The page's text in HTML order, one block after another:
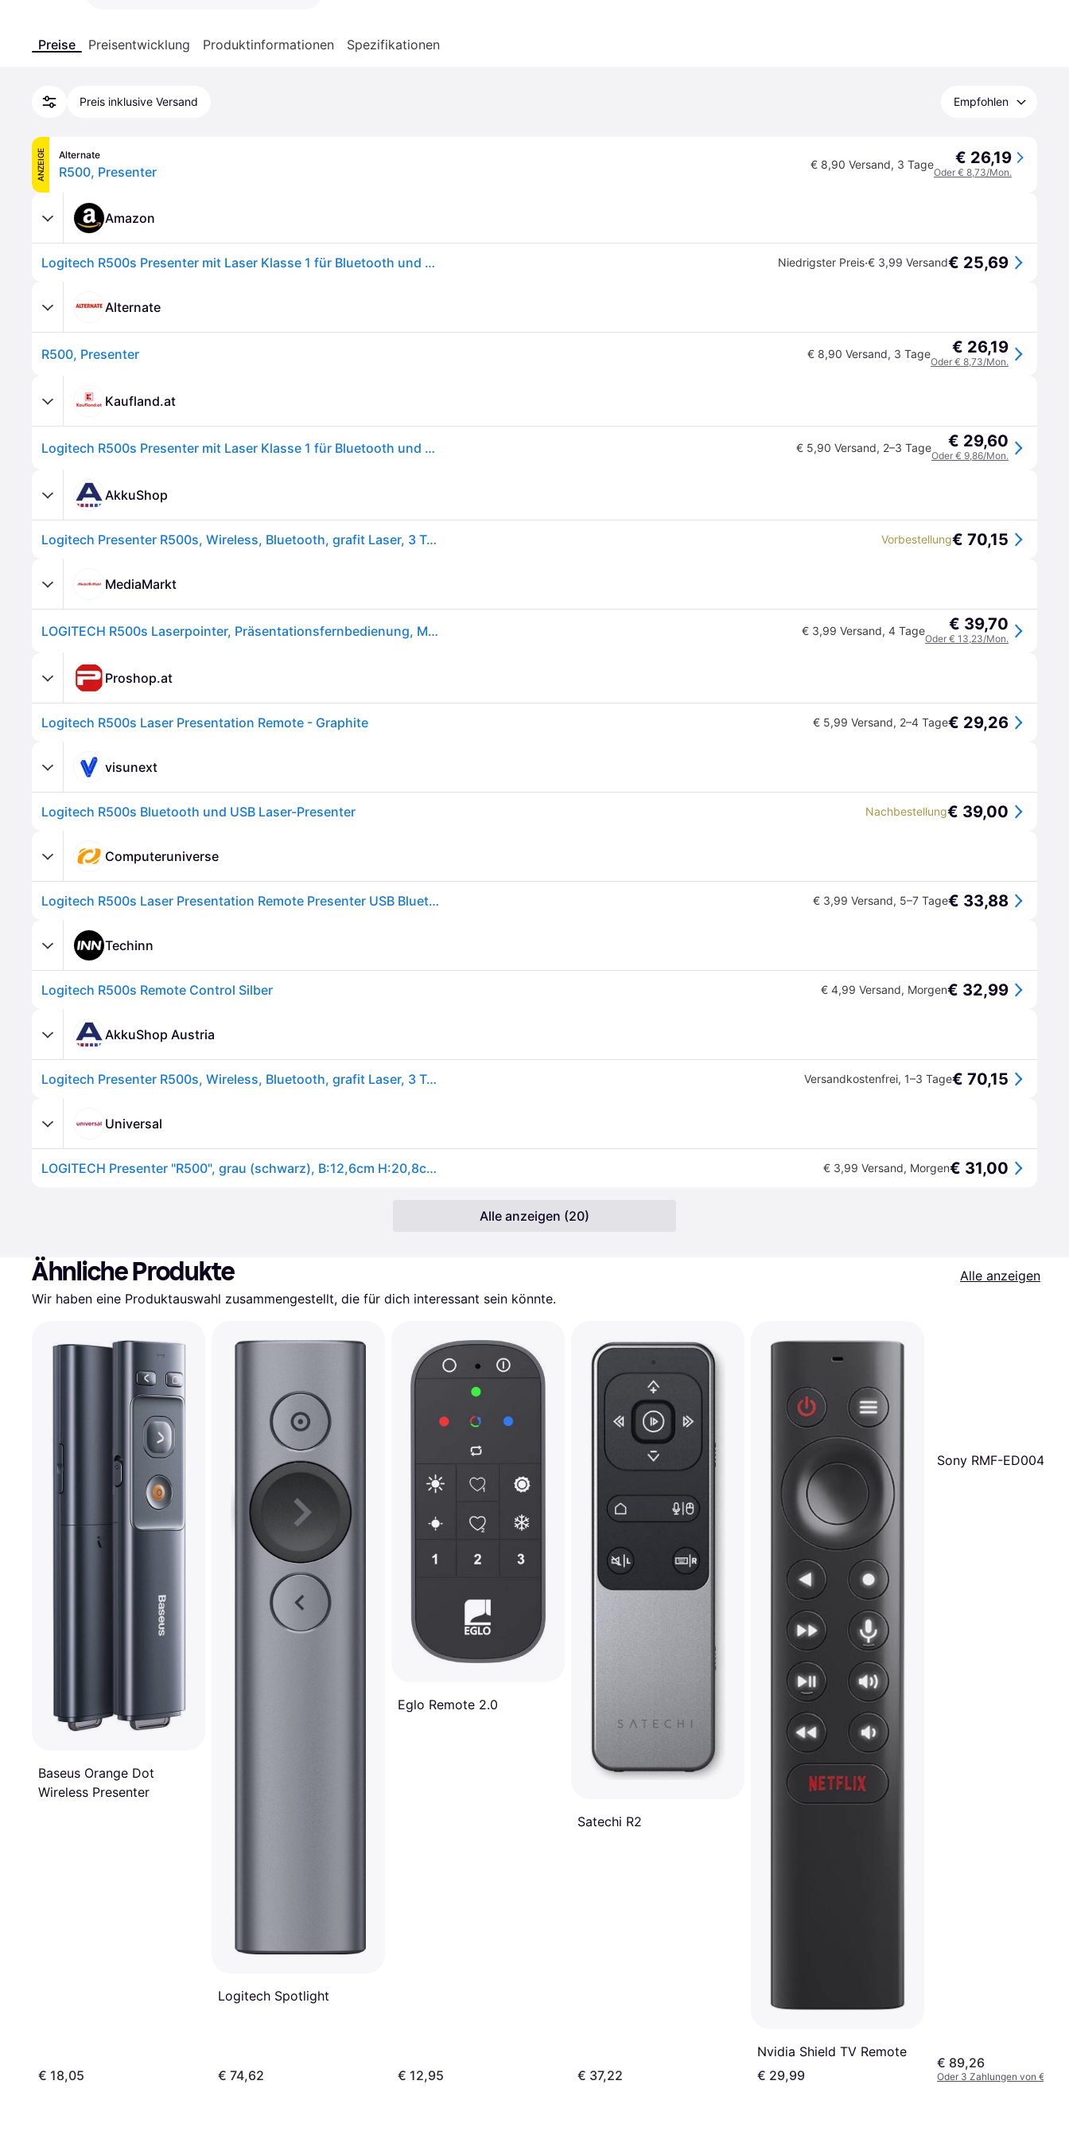
Preise Preisentwicklung Produktinformationen Spezifikationen
Preis inklusive Versand Empfohlen
ANZEIGE Alternate
R500, Presenter € 8,90 Versand, 3 Tage € 26,19
Oder € 8,73/Mon.
Amazon
Logitech R500s Presenter mit Laser Klasse 1 für Bluetooth und USB Niedrigster Preis·€ 3,99 Versand€ 25,69
Alternate
R500, Presenter € 8,90 Versand, 3 Tage € 26,19
Oder € 8,73/Mon.
Kaufland.at
Logitech R500s Presenter mit Laser Klasse 1 für Bluetooth und USB – Universell kompatibel, 20 Meter Reichweite, konfigurierbar, intelligente Batterienutzung mit 12 Monaten Laufzeit – Dunkelgrau € 5,90 Versand, 2–3 Tage € 29,60
Oder € 9,86/Mon.
AkkuShop
Logitech Presenter R500s, Wireless, Bluetooth, grafit Laser, 3 Tasten, inkl. Batterie 1x AAA, Retail Vorbestellung€ 70,15
MediaMarkt
LOGITECH R500s Laserpointer, Präsentationsfernbedienung, Mittelgrau; Presenter----Presenter - Grau € 3,99 Versand, 4 Tage € 39,70
Oder € 13,23/Mon.
Proshop.at
Logitech R500s Laser Presentation Remote - Graphite € 5,99 Versand, 2–4 Tage€ 29,26
visunext
Logitech R500s Bluetooth und USB Laser-Presenter Nachbestellung€ 39,00
Computeruniverse
Logitech R500s Laser Presentation Remote Presenter USB Bluetooth Grau € 3,99 Versand, 5–7 Tage€ 33,88
Techinn
Logitech R500s Remote Control Silber € 4,99 Versand, Morgen€ 32,99
AkkuShop Austria
Logitech Presenter R500s, Wireless, Bluetooth, grafit Laser, 3 Tasten, inkl. Batterie 1x AAA, Retail Versandkostenfrei, 1–3 Tage€ 70,15
Universal
LOGITECH Presenter "R500", grau (schwarz), B:12,6cm H:20,8cm L:7cm, Fernbedienungen, Presenter € 3,99 Versand, Morgen€ 31,00
Alle anzeigen (20)
Ähnliche Produkte
Alle anzeigen
Wir haben eine Produktauswahl zusammengestellt, die für dich interessant sein könnte.
Baseus Orange Dot
Wireless Presenter
€ 18,05
Logitech Spotlight
€ 74,62
Eglo Remote 2.0
€ 12,95
Satechi R2
€ 37,22
Nvidia Shield TV Remote
€ 29,99
Sony RMF-ED004
€ 89,26
Oder 3 Zahlungen von €